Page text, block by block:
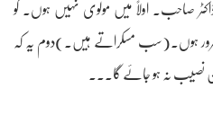
صاحب۔ اولاً میں مولوی نہیں ہوں۔ گو
ہوں۔(سب مسکراتے ہیں۔)دوم یہ کہ
نصیب نہ ہو جائے گا۔۔۔